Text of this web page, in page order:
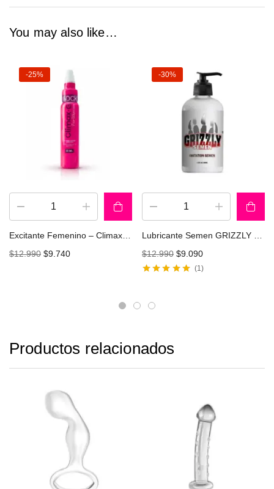
You may also like…
-25%
$12.990 $9.740
-30%
$12.990 $9.090
1
Productos relacionados